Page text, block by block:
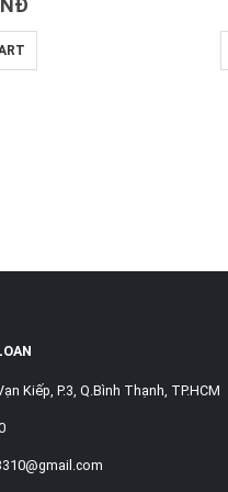
Kiếp, P.3, Q.Bình Thạnh, TP.HCM